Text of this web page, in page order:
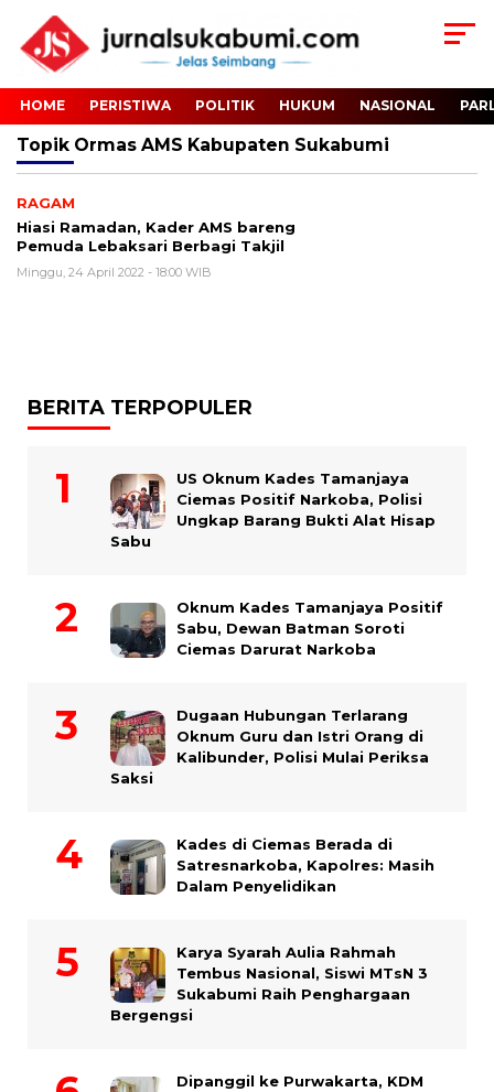
HOME PERISTIWA POLITIK HUKUM NASIONAL
Topik Ormas AMS Kabupaten Sukabumi
RAGAM
Hiasi Ramadan, Kader AMS bareng
Pemuda Lebaksari Berbagi Takjil
Minggu, 24 April 2022 - 18:00 WIB
BERITA TERPOPULER
US Oknum Kades Tamanjaya
Ciemas Positif Narkoba, Polisi
Ungkap Barang Bukti Alat Hisap
Sabu
Oknum Kades Tamanjaya Positif
Sabu, Dewan Batman Soroti
Ciemas Darurat Narkoba
Dugaan Hubungan Terlarang
Oknum Guru dan Istri Orang di
Kalibunder, Polisi Mulai Periksa
Saksi
Kades di Ciemas Berada di
Satresnarkoba, Kapolres: Masih
Dalam Penyelidikan
Karya Syarah Aulia Rahmah
Tembus Nasional, Siswi MTsN 3
Sukabumi Raih Penghargaan
Bergengsi
Dipanggil ke Purwakarta, KDM